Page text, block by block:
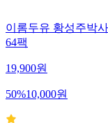
이롬두유 황성주박
64팩
19,900원
50%10,000원